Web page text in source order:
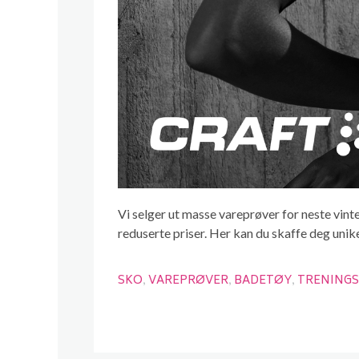
Vi selger ut masse vareprøver for neste
reduserte priser. Her kan du skaffe deg
SKO VAREPRØVER BADETØY